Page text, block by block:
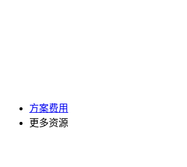
方案费用
更多资源